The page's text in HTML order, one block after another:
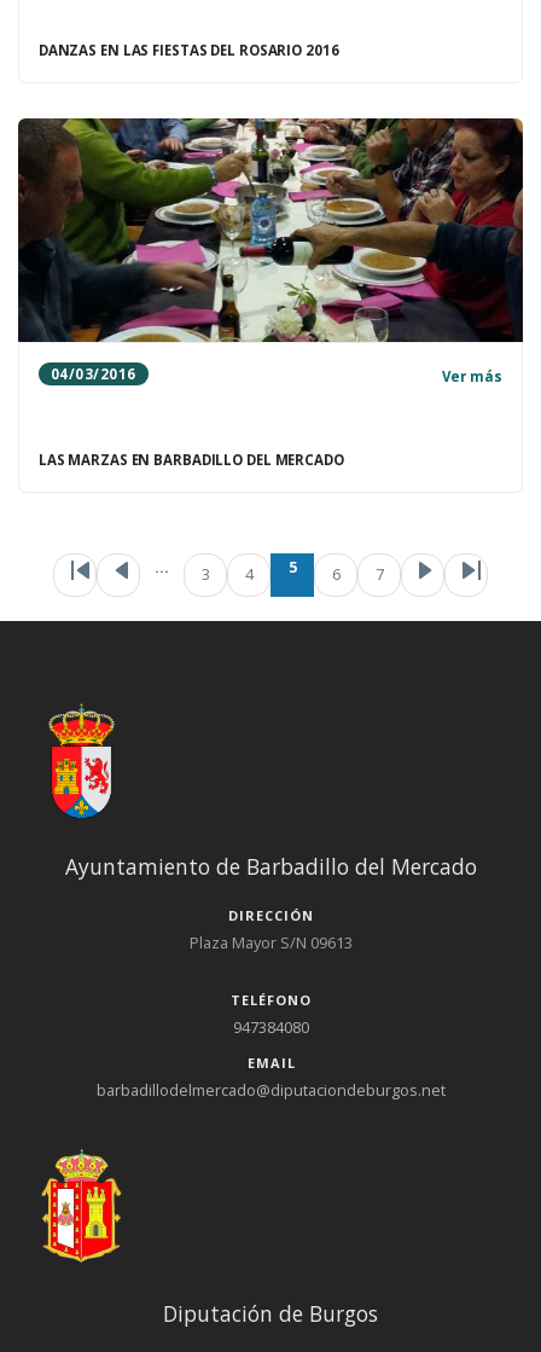
DANZAS EN LAS FIESTAS DEL ROSARIO 2016
04/03/2016 Ver más
LAS MARZAS EN BARBADILLO DEL MERCADO
Paginación
Primera página
Página anterior
… Page
3 4 5 6 7
Ayuntamiento de Barbadillo del Mercado
DIRECCIÓN
Plaza Mayor S/N 09613
TELÉFONO
947384080
EMAIL
barbadillodelmercado@diputaciondeburgos.net
Diputación de Burgos